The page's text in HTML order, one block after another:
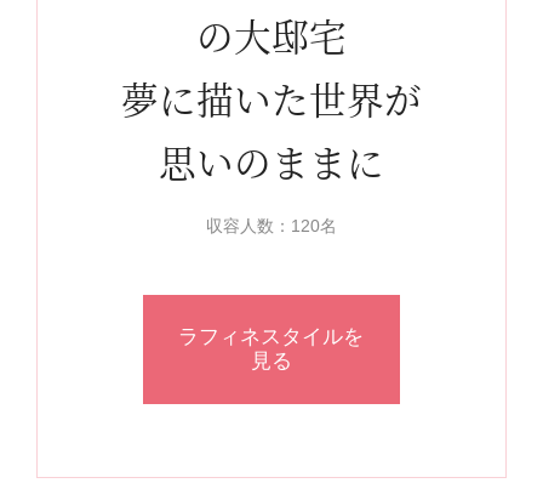
の大邸宅
夢に描いた世界が
思いのままに
収容人数：120名
ラフィネスタイルを
見る